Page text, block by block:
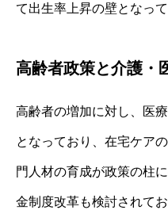
て出生率上昇の壁となって
高齢者政策と介護・
高齢者の増加に対し、医
となっており、在宅ケア
門人材の育成が政策の柱
金制度改革も検討されて